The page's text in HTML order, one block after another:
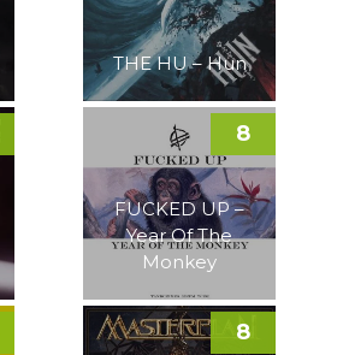
THE HU – Hun
FUCKED UP –
Year Of The
Monkey
8
8